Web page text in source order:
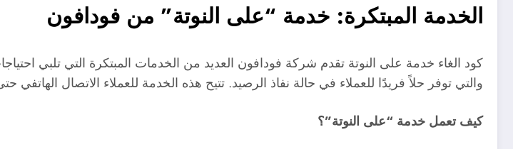
الخدمة المبتكرة: خدمة “على النوتة” من فودافون
كود الغاء خدمة على النوتة تقدم شركة فودافون العديد من الخدمات المبتكرة التي تلبي
والتي توفر حلاً فريدًا للعملاء في حالة نفاذ الرصيد. تتيح هذه الخدمة للعملاء الاتصال
كيف تعمل خدمة “على النوتة”؟